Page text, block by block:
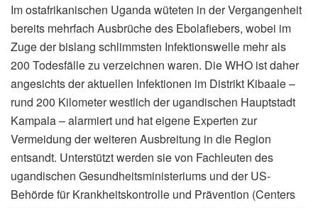
Im ostafrikanischen Uganda wüteten in der Vergangenheit
bereits mehrfach Ausbrüche des Ebolafiebers, wobei im
Zuge der bislang schlimmsten Infektionswelle mehr als
200 Todesfälle zu verzeichnen waren. Die WHO ist daher
angesichts der aktuellen Infektionen im Distrikt Kibaale –
rund 200 Kilometer westlich der ugandischen Hauptstadt
Kampala – alarmiert und hat eigene Experten zur
Vermeidung der weiteren Ausbreitung in die Region
entsandt. Unterstützt werden sie von Fachleuten des
ugandischen Gesundheitsministeriums und der US-
Behörde für Krankheitskontrolle und Prävention (Centers